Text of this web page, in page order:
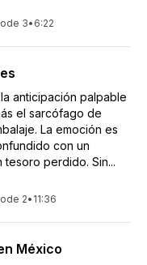
3• 6:22
anticipación palpable
el sarcófago de
La emoción es
con un
perdido. Sin...
2• 11:36
México